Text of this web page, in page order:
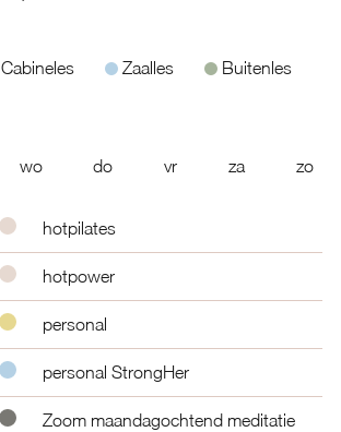
Cabineles Zaalles
Buitenles
wo do vr za zo
hotpilates
hotpower
personal
personal StrongHer
Zoom maandagochtend meditatie